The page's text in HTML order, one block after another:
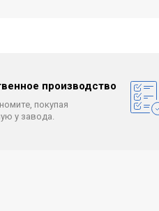
производство
покупая
у завода.